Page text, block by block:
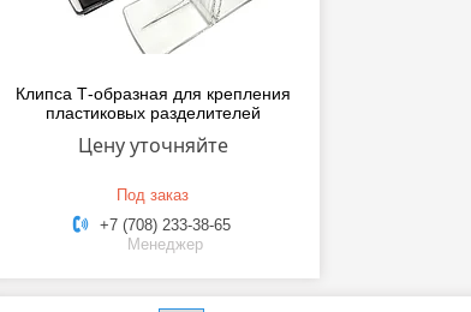
Клипса Т-образная для крепления
пластиковых разделителей
Цену уточняйте
Под заказ
+7 (708) 233-38-65
Менеджер